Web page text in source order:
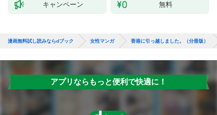
キャンペーン 無料
漫画無料試し読みならdブック 女性マンガ 香港に引っ越しました。（分冊版）
アプリならもっと便利で快適に！